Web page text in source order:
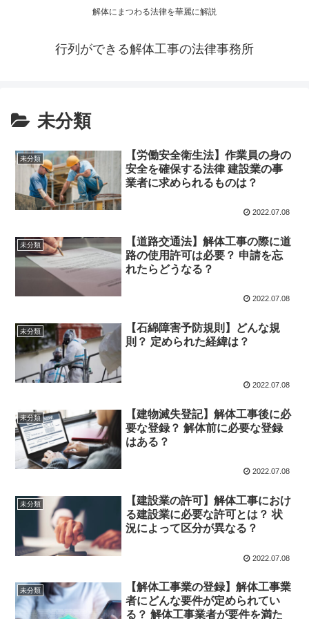
解体にまつわる法律を華麗に解説
行列ができる解体工事の法律事務所
未分類
未分類
【労働安全衛生法】作業員の身の
安全を確保する法律 建設業の事
業者に求められるものは？
2022.07.08
未分類
【道路交通法】解体工事の際に道
路の使用許可は必要？ 申請を忘
れたらどうなる？
2022.07.08
未分類
【石綿障害予防規則】どんな規
則？ 定められた経緯は？
2022.07.08
未分類
【建物滅失登記】解体工事後に必
要な登録？ 解体前に必要な登録
はある？
2022.07.08
未分類
【建設業の許可】解体工事におけ
る建設業に必要な許可とは？ 状
況によって区分が異なる？
2022.07.08
未分類
【解体工事業の登録】解体工事業
者にどんな要件が定められてい
る？ 解体工事業者が要件を満た